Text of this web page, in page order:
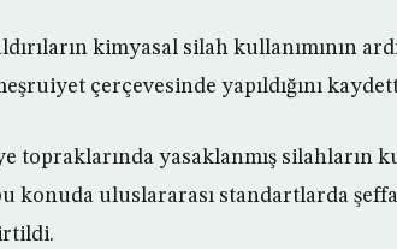
kimyasal silah kullanımının
çerçevesinde yapıldığını
topraklarında yasaklanmış silahların
konuda uluslararası standartlarda